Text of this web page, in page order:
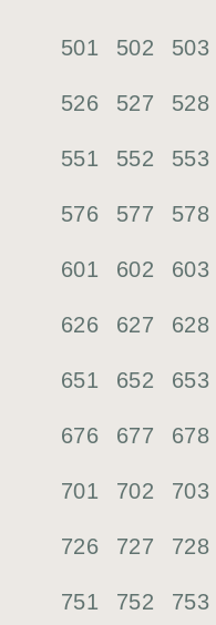
501 502 503
526 527 528
551 552 553
576 577 578
601 602 603
626 627 628
651 652 653
676 677 678
701 702 703
726 727 728
751 752 753